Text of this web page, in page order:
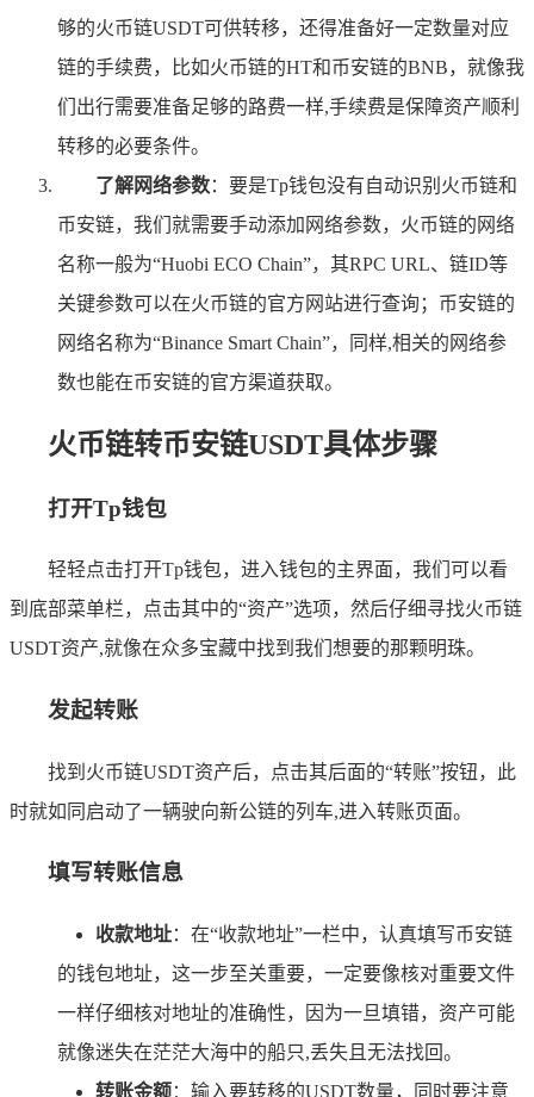
够的火币链USDT可供转移，还得准备好一定数量对应
链的手续费，比如火币链的HT和币安链的BNB，就像我
们出行需要准备足够的路费一样,手续费是保障资产顺利
转移的必要条件。
了解网络参数：要是Tp钱包没有自动识别火币链和
币安链，我们就需要手动添加网络参数，火币链的网络
名称一般为“Huobi ECO Chain”，其RPC URL、链ID等
关键参数可以在火币链的官方网站进行查询；币安链的
网络名称为“Binance Smart Chain”，同样,相关的网络参
数也能在币安链的官方渠道获取。
火币链转币安链USDT具体步骤
打开Tp钱包
轻轻点击打开Tp钱包，进入钱包的主界面，我们可以看
到底部菜单栏，点击其中的“资产”选项，然后仔细寻找火币链
USDT资产,就像在众多宝藏中找到我们想要的那颗明珠。
发起转账
找到火币链USDT资产后，点击其后面的“转账”按钮，此
时就如同启动了一辆驶向新公链的列车,进入转账页面。
填写转账信息
收款地址：在“收款地址”一栏中，认真填写币安链
的钱包地址，这一步至关重要，一定要像核对重要文件
一样仔细核对地址的准确性，因为一旦填错，资产可能
就像迷失在茫茫大海中的船只,丢失且无法找回。
转账金额：输入要转移的USDT数量，同时要注意